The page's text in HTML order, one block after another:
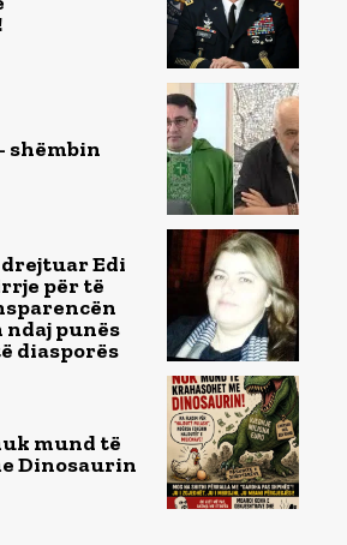
shëmbin
Edi
për të
punës
diasporës
mund të
Dinosaurin